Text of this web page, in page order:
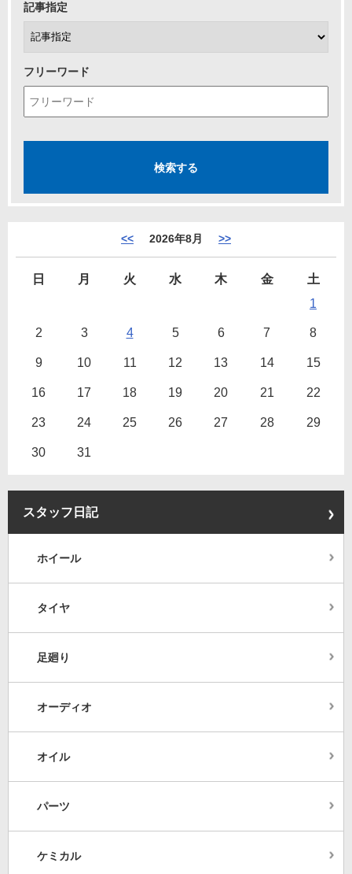
記事指定
フリーワード
<< 2026年8月 >>
日 月 火 水 木 金
土
1
2 3 4 5 6 7 8
9 10 11 12 13 14 15
16 17 18 19 20 21 22
23 24 25 26 27 28 29
30 31
スタッフ日記
ホイール
タイヤ
足廻り
オーディオ
オイル
パーツ
ケミカル